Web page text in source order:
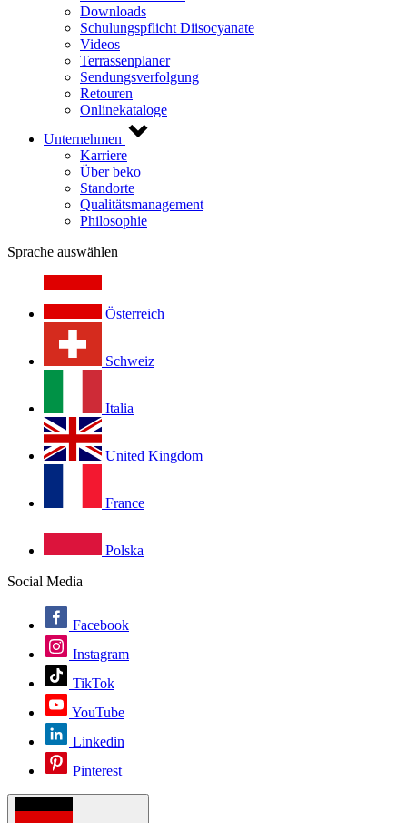
Downloads
Schulungspflicht Diisocyanate
Videos
Terrassenplaner
Sendungsverfolgung
Retouren
Onlinekataloge
Unternehmen
Karriere
Über beko
Standorte
Qualitätsmanagement
Philosophie
Sprache auswählen
Österreich
Schweiz
Italia
United Kingdom
France
Polska
Social Media
Facebook
Instagram
TikTok
YouTube
Linkedin
Pinterest